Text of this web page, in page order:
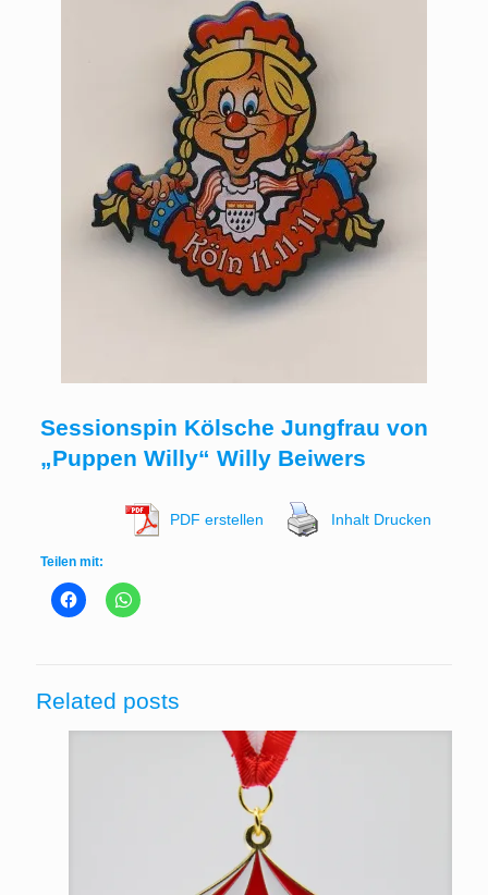
Sessionspin Kölsche Jungfrau von
„Puppen Willy“ Willy Beiwers
PDF erstellen Inhalt Drucken
Teilen mit:
Related posts